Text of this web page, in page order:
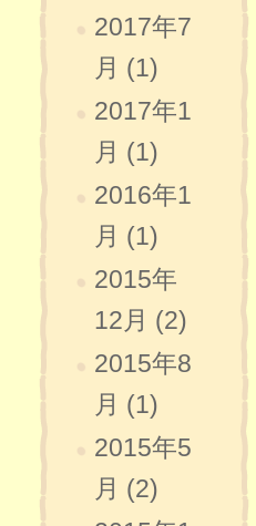
2017年7
月 (1)
2017年1
月 (1)
2016年1
月 (1)
2015年
12月 (2)
2015年8
月 (1)
2015年5
月 (2)